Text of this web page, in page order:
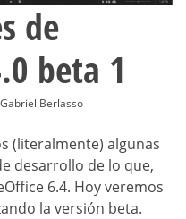
de
beta 1
Berlasso
(literalmente) algunas
desarrollo de lo que,
6.4. Hoy veremos
la versión beta.